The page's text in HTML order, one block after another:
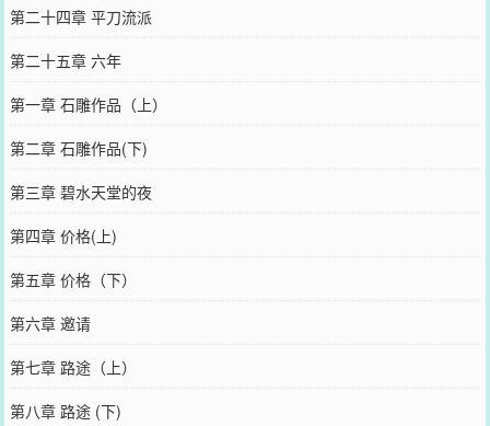
第二十四章 平刀流派
第二十五章 六年
第一章 石雕作品（上）
第二章 石雕作品(下)
第三章 碧水天堂的夜
第四章 价格(上)
第五章 价格（下）
第六章 邀请
第七章 路途（上）
第八章 路途 (下)